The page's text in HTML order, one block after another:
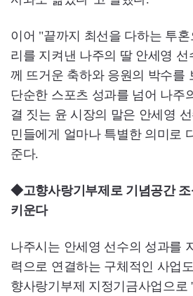
이어 "끝까지 최선을 다하는 투
리를 지켜낸 나주의 딸 안세영
께 뜨거운 축하와 응원의 박수를
단순한 스포츠 성과를 넘어 나주
결 짓는 윤 시장의 말은 안세영
민들에게 얼마나 특별한 의미로
준다.
◆고향사랑기부제로 기념공간 조
키운다
나주시는 안세영 선수의 성과를
력으로 연결하는 구체적인 사업
향사랑기부제 지정기금사업으로